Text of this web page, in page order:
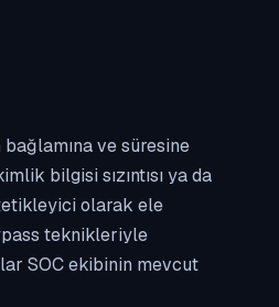
ve süresine
bilgisi sızıntısı ya da
olarak ele
teknikleriyle
SOC ekibinin mevcut